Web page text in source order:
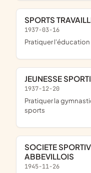
SPORTS
1937-03-16
pratiquer
JEUNESSE
1937-12-20
pratiquer la gymnastique l'éducation physique et les
sports
SOCIETE SPORTIVE LE JAVELOT CLUB
ABBEVILLOIS
1945-11-26